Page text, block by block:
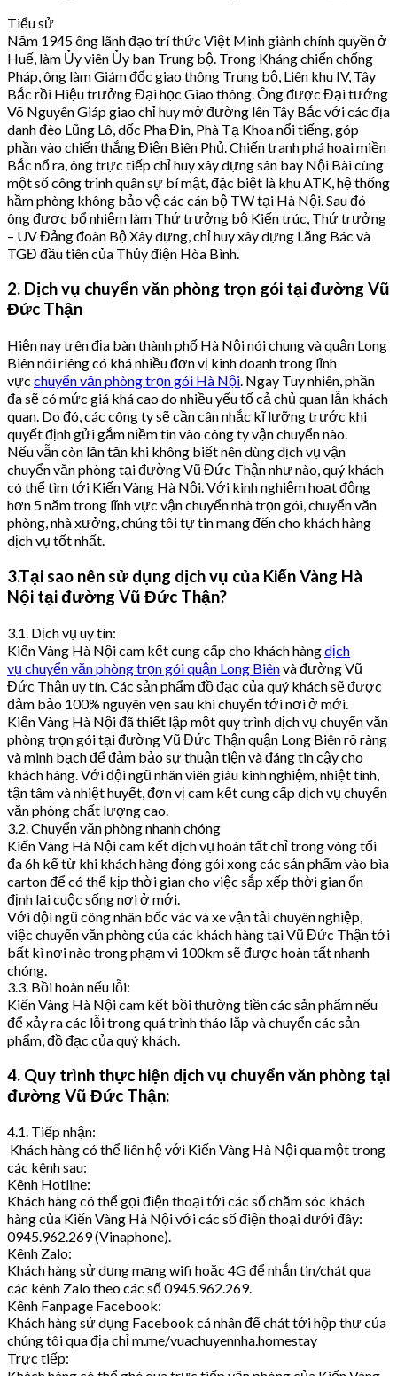
Tiểu sử
Năm 1945 ông lãnh đạo trí thức Việt Minh giành chính quyền ở
Huế, làm Ủy viên Ủy ban Trung bộ. Trong Kháng chiến chống
Pháp, ông làm Giám đốc giao thông Trung bộ, Liên khu IV, Tây
Bắc rồi Hiệu trưởng Đại học Giao thông. Ông được Đại tướng
Võ Nguyên Giáp giao chỉ huy mở đường lên Tây Bắc với các địa
danh đèo Lũng Lô, dốc Pha Đin, Phà Tạ Khoa nổi tiếng, góp
phần vào chiến thắng Điện Biên Phủ. Chiến tranh phá hoại miền
Bắc nổ ra, ông trực tiếp chỉ huy xây dựng sân bay Nội Bài cùng
một số công trình quân sự bí mật, đặc biệt là khu ATK, hệ thống
hầm phòng không bảo vệ các cán bộ TW tại Hà Nội. Sau đó
ông được bổ nhiệm làm Thứ trưởng bộ Kiến trúc, Thứ trưởng
– UV Đảng đoàn Bộ Xây dựng, chỉ huy xây dựng Lăng Bác và
TGĐ đầu tiên của Thủy điện Hòa Bình.
2. Dịch vụ chuyển văn phòng trọn gói tại đường Vũ
Đức Thận
Hiện nay trên địa bàn thành phố Hà Nội nói chung và quận Long
Biên nói riêng có khá nhiều đơn vị kinh doanh trong lĩnh
vực chuyển văn phòng trọn gói Hà Nội. Ngay Tuy nhiên, phần
đa sẽ có mức giá khá cao do nhiều yếu tố cả chủ quan lẫn khách
quan. Do đó, các công ty sẽ cần cân nhắc kĩ lưỡng trước khi
quyết định gửi gắm niềm tin vào công ty vận chuyển nào.
Nếu vẫn còn lăn tăn khi không biết nên dùng dịch vụ vận
chuyển văn phòng tại đường Vũ Đức Thận như nào, quý khách
có thể tìm tới Kiến Vàng Hà Nội. Với kinh nghiệm hoạt động
hơn 5 năm trong lĩnh vực vận chuyển nhà trọn gói, chuyển văn
phòng, nhà xưởng, chúng tôi tự tin mang đến cho khách hàng
dịch vụ tốt nhất.
3.Tại sao nên sử dụng dịch vụ của Kiến Vàng Hà
Nội tại đường Vũ Đức Thận?
3.1. Dịch vụ uy tín:
Kiến Vàng Hà Nội cam kết cung cấp cho khách hàngdịch
vụ chuyển văn phòng trọn gói quận Long Biênvà đường Vũ
Đức Thận uy tín. Các sản phẩm đồ đạc của quý khách sẽ được
đảm bảo 100% nguyên vẹn sau khi chuyển tới nơi ở mới.
Kiến Vàng Hà Nội đã thiết lập một quy trình dịch vụ chuyển văn
phòng trọn gói tại đường Vũ Đức Thận quận Long Biên rõ ràng
và minh bạch để đảm bảo sự thuận tiện và đáng tin cậy cho
khách hàng. Với đội ngũ nhân viên giàu kinh nghiệm, nhiệt tình,
tận tâm và nhiệt huyết, đơn vị cam kết cung cấp dịch vụ chuyển
văn phòng chất lượng cao.
3.2. Chuyển văn phòng nhanh chóng
Kiến Vàng Hà Nội cam kết dịch vụ hoàn tất chỉ trong vòng tối
đa 6h kể từ khi khách hàng đóng gói xong các sản phẩm vào bìa
carton để có thể kịp thời gian cho việc sắp xếp thời gian ổn
định lại cuộc sống nơi ở mới.
Với đội ngũ công nhân bốc vác và xe vận tải chuyên nghiệp,
việc chuyển văn phòng của các khách hàng tại Vũ Đức Thận tới
bất kì nơi nào trong phạm vi 100km sẽ được hoàn tất nhanh
chóng.
3.3. Bồi hoàn nếu lỗi:
Kiến Vàng Hà Nội cam kết bồi thường tiền các sản phẩm nếu
để xảy ra các lỗi trong quá trình tháo lắp và chuyển các sản
phẩm, đồ đạc của quý khách.
4. Quy trình thực hiện dịch vụ chuyển văn phòng tại
đường Vũ Đức Thận:
4.1. Tiếp nhận:
Khách hàng có thể liên hệ với Kiến Vàng Hà Nội qua một trong
các kênh sau:
Kênh Hotline:
Khách hàng có thể gọi điện thoại tới các số chăm sóc khách
hàng của Kiến Vàng Hà Nội với các số điện thoại dưới đây:
0945.962.269 (Vinaphone).
Kênh Zalo:
Khách hàng sử dụng mạng wifi hoặc 4G để nhắn tin/chát qua
các kênh Zalo theo các số 0945.962.269.
Kênh Fanpage Facebook:
Khách hàng sử dụng Facebook cá nhân để chát tới hộp thư của
chúng tôi qua địa chỉ m.me/vuachuyennha.homestay
Trực tiếp: